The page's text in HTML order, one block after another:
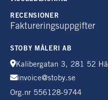
RECENSIONER
Faktureringsuppgifter
STOBY MÅLERI AB
Kalibergatan 3, 281 52
invoice@stoby.se
Org.nr 556128-9744